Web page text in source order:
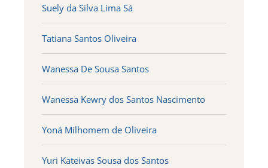
Suely da Silva Lima Sá
Tatiana Santos Oliveira
Wanessa De Sousa Santos
Wanessa Kewry dos Santos Nascimento
Yoná Milhomem de Oliveira
Yuri Kateivas Sousa dos Santos